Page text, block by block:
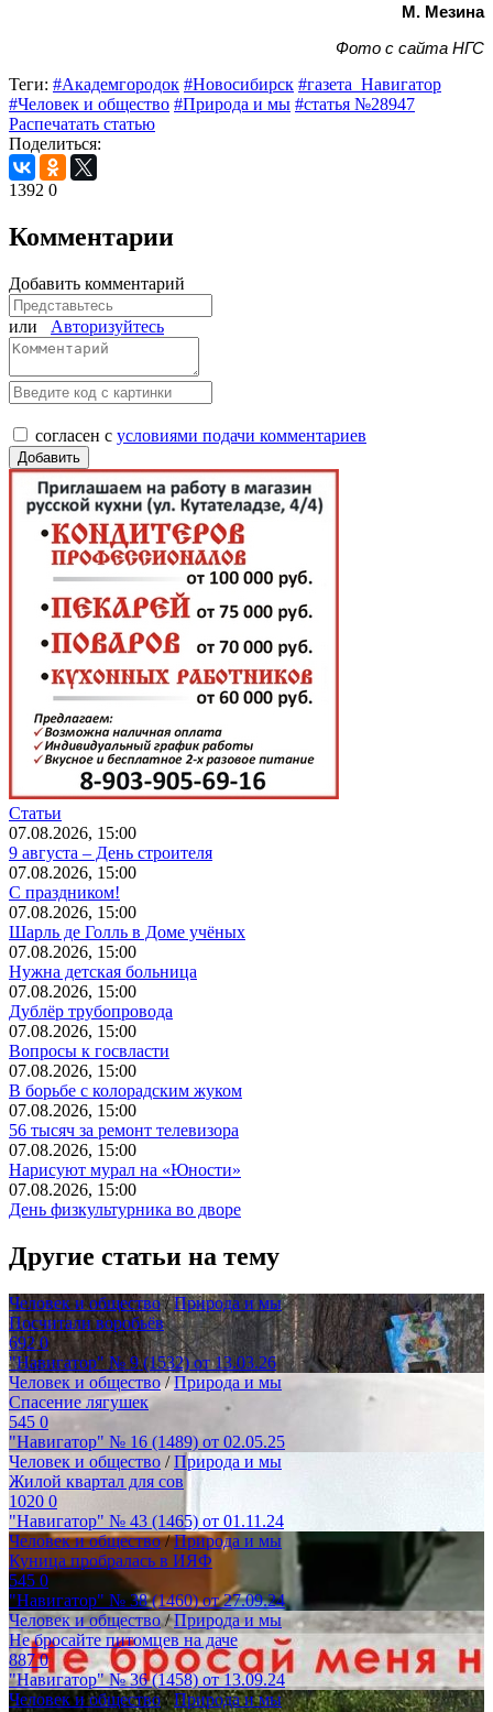
М. Мезина
Фото с сайта НГС
Теги: #Академгородок #Новосибирск #газета_Навигатор
#Человек и общество #Природа и мы #статья №28947
Распечатать статью
Поделиться:
1392 0
Комментарии
Добавить комментарий
или Авторизуйтесь
согласен с условиями подачи комментариев
Статьи
07.08.2026, 15:00
9 августа – День строителя
07.08.2026, 15:00
С праздником!
07.08.2026, 15:00
Шарль де Голль в Доме учёных
07.08.2026, 15:00
Нужна детская больница
07.08.2026, 15:00
Дублёр трубопровода
07.08.2026, 15:00
Вопросы к госвласти
07.08.2026, 15:00
В борьбе с колорадским жуком
07.08.2026, 15:00
56 тысяч за ремонт телевизора
07.08.2026, 15:00
Нарисуют мурал на «Юности»
07.08.2026, 15:00
День физкультурника во дворе
Другие статьи на тему
Человек и общество/Природа и мы
Посчитали воробьёв
6920
"Навигатор" № 9 (1532) от 13.03.26
Человек и общество/Природа и мы
Спасение лягушек
545 0
"Навигатор" № 16 (1489) от 02.05.25
Человек и общество /Природа и мы
Жилой квартал для сов
1020 0
"Навигатор" № 43 (1465) от 01.11.24
Человек и общество/Природа и мы
Куница пробралась в ИЯФ
545 0
"Навигатор" № 38 (1460) от 27.09.24
Человек и общество/Природа и мы
Не бросайте питомцев на даче
8870
"Навигатор" № 36 (1458) от 13.09.24
Человек и общество/Природа и мы